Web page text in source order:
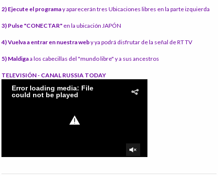
2) Ejecute el programay aparecerán tres Ubicaciones libres en la parte izquierda
3) Pulse "CONECTAR" en la ubicación JAPÓN
4) Vuelva a entrar en nuestra weby ya podrá disfrutar de la señal de RT TV
5) Maldigaa los cabecillas del "mundo libre" y a sus ancestros
TELEVISIÓN - CANAL RUSSIA TODAY